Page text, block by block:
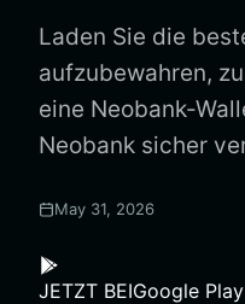
Laden Sie die
aufzubewahren,
eine Neobank-
Neobank sicher
May 31, 2026
JETZT BEIGoogle Play